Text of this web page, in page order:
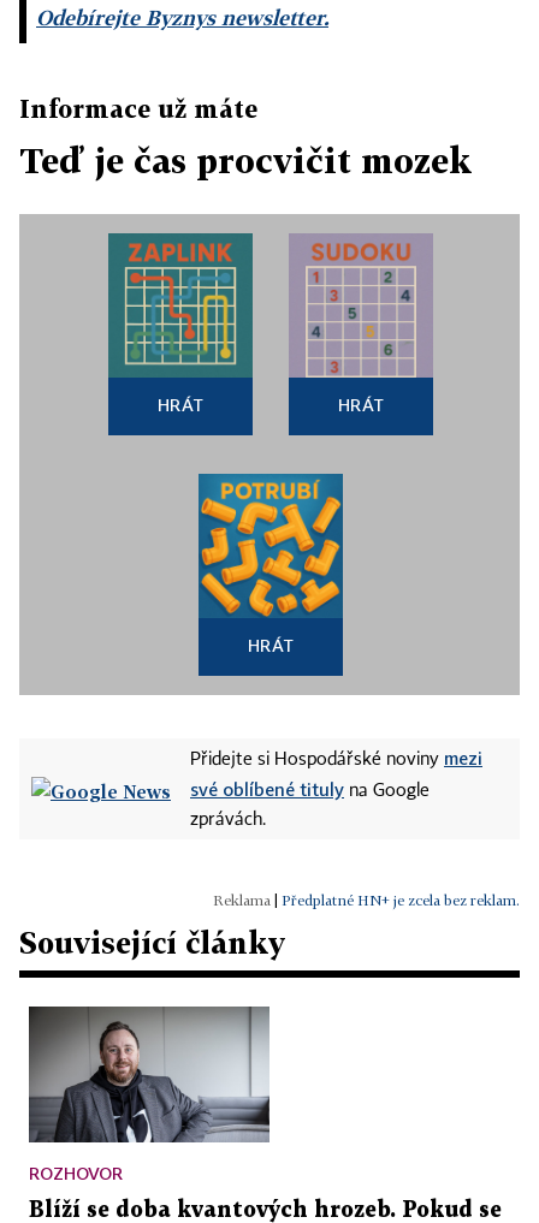
Odebírejte Byznys newsletter.
Informace už máte
Teď je čas procvičit mozek
HRÁT HRÁT
HRÁT
Přidejte si Hospodářské noviny mezi
své oblíbené tituly na Google
zprávách.
Předplatné HN+ je zcela bez reklam.
Související články
ROZHOVOR
Blíží se doba kvantových hrozeb. Pokud se